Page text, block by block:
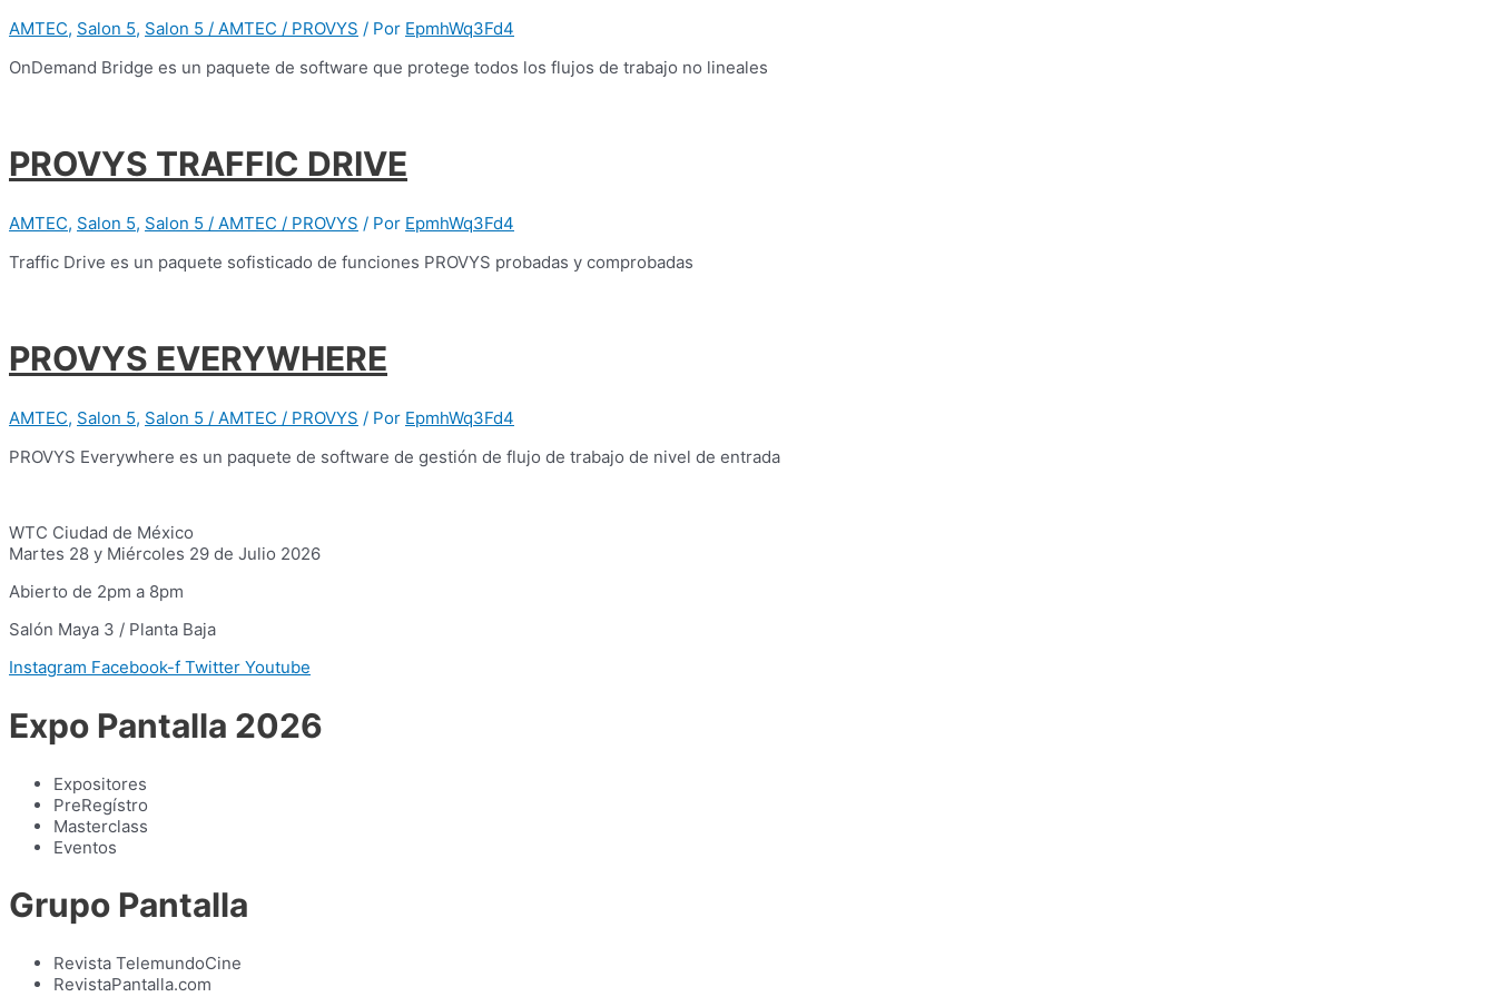
AMTEC, Salon 5, Salon 5 / AMTEC / PROVYS / Por EpmhWq3Fd4
OnDemand Bridge es un paquete de software que protege todos los flujos de trabajo no lineales
PROVYS TRAFFIC DRIVE
AMTEC, Salon 5, Salon 5 / AMTEC / PROVYS / Por EpmhWq3Fd4
Traffic Drive es un paquete sofisticado de funciones PROVYS probadas y comprobadas
PROVYS EVERYWHERE
AMTEC, Salon 5, Salon 5 / AMTEC / PROVYS / Por EpmhWq3Fd4
PROVYS Everywhere es un paquete de software de gestión de flujo de trabajo de nivel de entrada
WTC Ciudad de México
Martes 28 y Miércoles 29 de Julio 2026
Abierto de 2pm a 8pm
Salón Maya 3 / Planta Baja
Instagram Facebook-f Twitter Youtube
Expo Pantalla 2026
Expositores
PreRegístro
Masterclass
Eventos
Grupo Pantalla
Revista TelemundoCine
RevistaPantalla.com